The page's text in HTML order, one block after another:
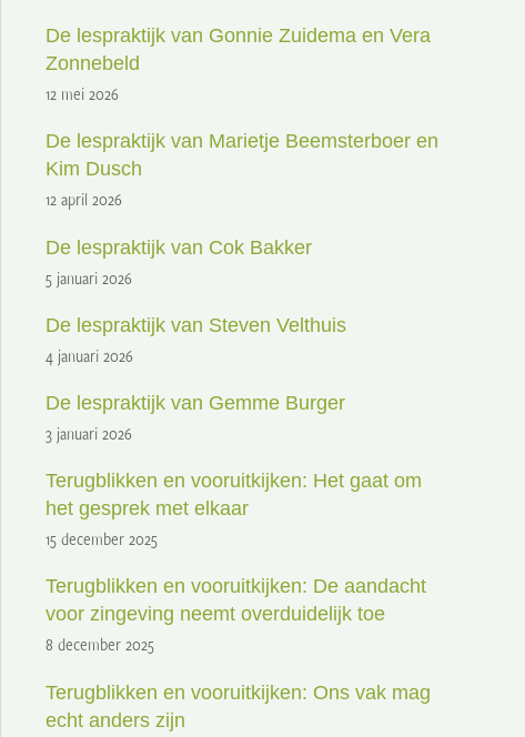
De lespraktijk van Gonnie Zuidema en Vera
Zonnebeld
12 mei 2026
De lespraktijk van Marietje Beemsterboer en
Kim Dusch
12 april 2026
De lespraktijk van Cok Bakker
5 januari 2026
De lespraktijk van Steven Velthuis
4 januari 2026
De lespraktijk van Gemme Burger
3 januari 2026
Terugblikken en vooruitkijken: Het gaat om
het gesprek met elkaar
15 december 2025
Terugblikken en vooruitkijken: De aandacht
voor zingeving neemt overduidelijk toe
8 december 2025
Terugblikken en vooruitkijken: Ons vak mag
echt anders zijn